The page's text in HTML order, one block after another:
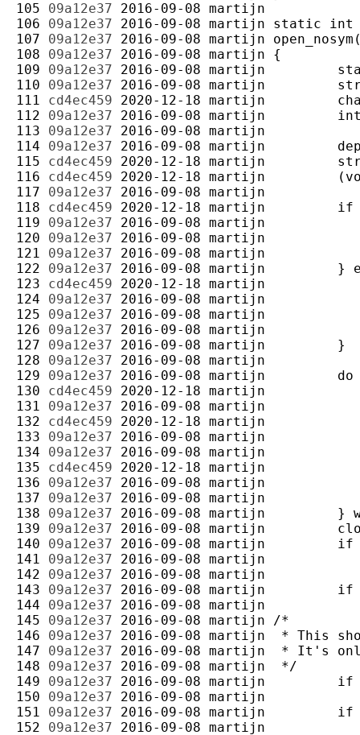
105 09a12e37 2016-09-08 martijn
106 09a12e37 2016-09-08 martijn
107 09a12e37 2016-09-08 martijn
108 09a12e37 2016-09-08 martijn
109 09a12e37 2016-09-08 martijn
110 09a12e37 2016-09-08 martijn
111 cd4ec459 2020-12-18 martijn
112 09a12e37 2016-09-08 martijn
113 09a12e37 2016-09-08 martijn
114 09a12e37 2016-09-08 martijn
115 cd4ec459 2020-12-18 martijn
116 cd4ec459 2020-12-18 martijn
117 09a12e37 2016-09-08 martijn
118 cd4ec459 2020-12-18 martijn
119 09a12e37 2016-09-08 martijn
120 09a12e37 2016-09-08 martijn
121 09a12e37 2016-09-08 martijn
122 09a12e37 2016-09-08 martijn
123 cd4ec459 2020-12-18 martijn
124 09a12e37 2016-09-08 martijn
125 09a12e37 2016-09-08 martijn
126 09a12e37 2016-09-08 martijn
127 09a12e37 2016-09-08 martijn
128 09a12e37 2016-09-08 martijn
129 09a12e37 2016-09-08 martijn
130 cd4ec459 2020-12-18 martijn
131 09a12e37 2016-09-08 martijn
132 cd4ec459 2020-12-18 martijn
133 09a12e37 2016-09-08 martijn
134 09a12e37 2016-09-08 martijn
135 cd4ec459 2020-12-18 martijn
136 09a12e37 2016-09-08 martijn
137 09a12e37 2016-09-08 martijn
138 09a12e37 2016-09-08 martijn
139 09a12e37 2016-09-08 martijn
140 09a12e37 2016-09-08 martijn
141 09a12e37 2016-09-08 martijn
142 09a12e37 2016-09-08 martijn
143 09a12e37 2016-09-08 martijn
144 09a12e37 2016-09-08 martijn
145 09a12e37 2016-09-08 martijn
146 09a12e37 2016-09-08 martijn
147 09a12e37 2016-09-08 martijn
148 09a12e37 2016-09-08 martijn
149 09a12e37 2016-09-08 martijn
150 09a12e37 2016-09-08 martijn
151 09a12e37 2016-09-08 martijn
152 09a12e37 2016-09-08 martijn